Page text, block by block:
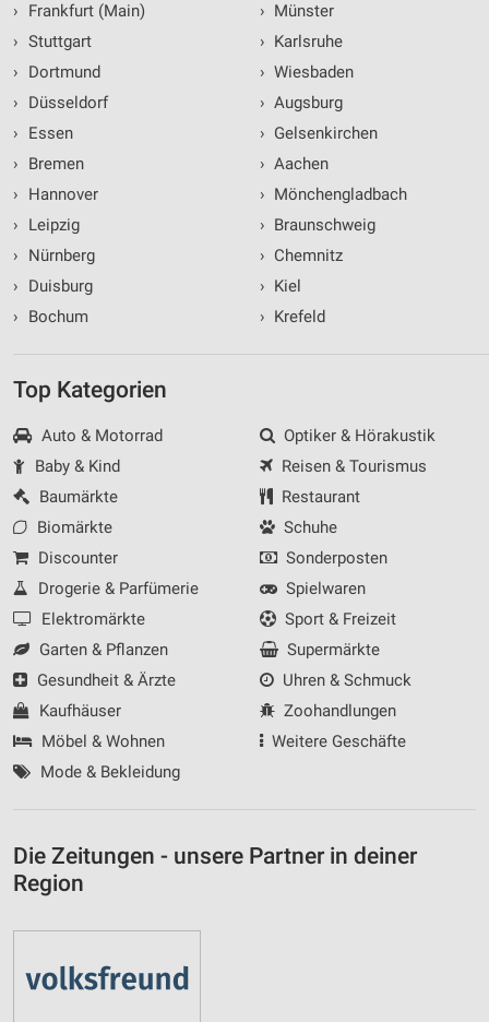
›
Frankfurt (Main)
› Stuttgart
›
Dortmund
›
Düsseldorf
›
Essen
›
Bremen
›
Hannover
›
Leipzig
›
Nürnberg
›
Duisburg
›
Bochum
› Münster
› Karlsruhe
› Wiesbaden
› Augsburg
› Gelsenkirchen
› Aachen
› Mönchengladbach
› Braunschweig
› Chemnitz
› Kiel
› Krefeld
Top Kategorien
Auto & Motorrad
Baby & Kind
Baumärkte
Biomärkte
Discounter
Drogerie & Parfümerie
Elektromärkte
Garten & Pflanzen
Gesundheit & Ärzte
Kaufhäuser
Möbel & Wohnen
Mode & Bekleidung
Optiker & Hörakustik
Reisen & Tourismus
Restaurant
Schuhe
Sonderposten
Spielwaren
Sport & Freizeit
Supermärkte
Uhren & Schmuck
Zoohandlungen
Weitere Geschäfte
Die Zeitungen - unsere Partner in deiner
Region